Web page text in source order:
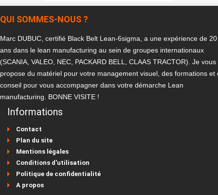
QUI SOMMES-NOUS ?
Marc DUBUC, certifié Black Belt Lean-6sigma, a une expérience de 20
ans dans le lean manufacturing au sein de groupes internationaux
(SCANIA, VALEO, NEC, PACKARD BELL, CLAAS TRACTOR). Je vous
propose du matériel pour votre management visuel, des formations et
conseil pour vous accompagner dans votre démarche Lean
manufacturing. BONNE VISITE !
Informations
Contact
Plan du site
Mentions légales
Conditions d'utilisation
Politique de confidentialité
A propos